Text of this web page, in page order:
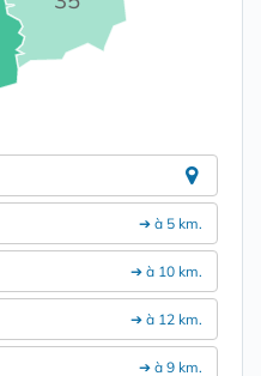
➔ à 5 km.
➔ à 10 km.
➔ à 12 km.
➔ à 9 km.